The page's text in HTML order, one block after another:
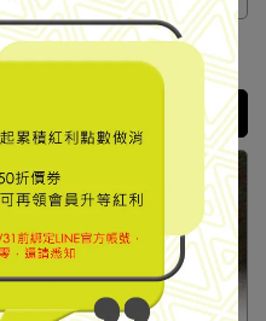
【Ledlenser】HF6R Core 充
電式數位調焦頭燈 黑色